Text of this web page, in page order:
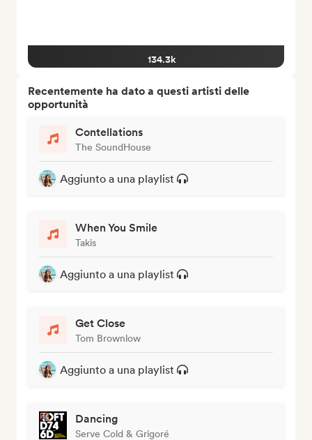
134.3k
Recentemente ha dato a questi artisti delle
opportunità
Contellations
The SoundHouse
Aggiunto a una playlist
When You Smile
Takis
Aggiunto a una playlist
Get Close
Tom Brownlow
Aggiunto a una playlist
Dancing
Serve Cold & Grigoré